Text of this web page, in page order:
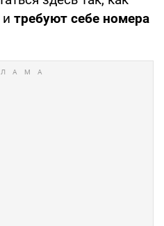
требуют себе номера